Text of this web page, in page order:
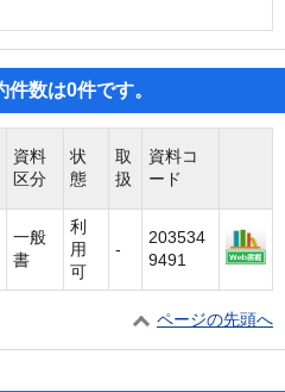
数は0件です。
資料
区分
状
態
取
扱
資料コ
ード
一般
書
利
用
可
-
203534
9491
ページの先頭へ